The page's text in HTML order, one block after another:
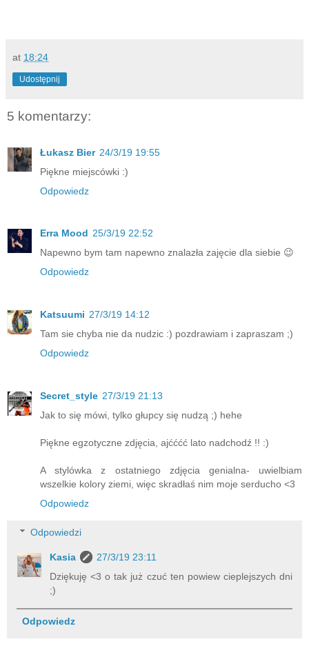
at 18:24
Udostępnij
5 komentarzy:
Łukasz Bier 24/3/19 19:55
Piękne miejscówki :)
Odpowiedz
Erra Mood 25/3/19 22:52
Napewno bym tam napewno znalazła zajęcie dla siebie 😉
Odpowiedz
Katsuumi 27/3/19 14:12
Tam sie chyba nie da nudzic :) pozdrawiam i zapraszam ;)
Odpowiedz
Secret_style 27/3/19 21:13
Jak to się mówi, tylko głupcy się nudzą ;) hehe
Piękne egzotyczne zdjęcia, ajćććć lato nadchodź !! :)
A stylówka z ostatniego zdjęcia genialna- uwielbiam
wszelkie kolory ziemi, więc skradłaś nim moje serducho <3
Odpowiedz
Odpowiedzi
Kasia
27/3/19 23:11
Dziękuję <3 o tak już czuć ten powiew cieplejszych dni
;)
Odpowiedz